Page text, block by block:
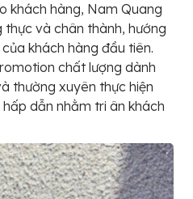
khách hàng, Nam Quang
và chân thành, hướng
khách hàng đầu tiên.
chất lượng dành
thường xuyên thực hiện
dẫn nhằm tri ân khách